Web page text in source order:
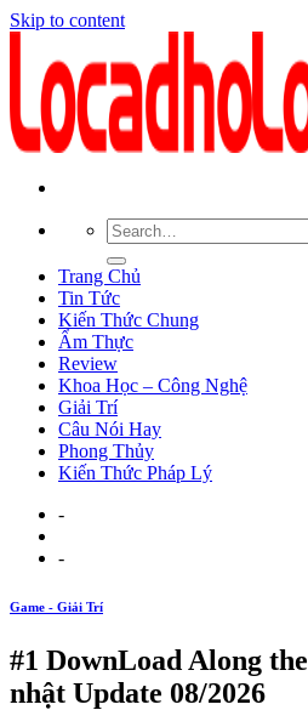
Skip to content
Trang Chủ
Tin Tức
Kiến Thức Chung
Ẩm Thực
Review
Khoa Học – Công Nghệ
Giải Trí
Câu Nói Hay
Phong Thủy
Kiến Thức Pháp Lý
-
-
Game - Giải Trí
#1 DownLoad Along
nhật Update 08/2026